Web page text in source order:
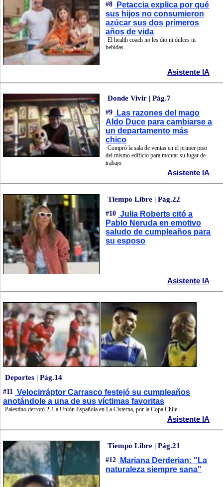
#8
Petaccia explica por qué
sus hijos no consumieron
azúcar sus dos primeros
años de vida
El health coach no les dio ni dulces ni
bebidas
Asistente IA
Donde Vivir | Pág.7
#9
Las razones del mago
Aldo Duce para cambiarse a
un departamento más
chico
Compró la sala de ventas en el primer piso
del mismo edificio para montar su lugar de
trabajo
Asistente IA
Tiempo Libre | Pág.22
#10 Julia Roberts citó a
Pablo Neruda en emotivo
saludo de cumpleaños para
su esposo
Asistente IA
Deportes | Pág.14
#11 Velocirráptor Carrasco festejó su cumpleaños
anotándole a una de sus víctimas favoritas
Palestino derrotó 2-1 a Unión Española en La Cisterna, por la Copa Chile
Asistente IA
Tiempo Libre | Pág.21
#12
Mariana Derderian: "La
naturaleza siempre sana"